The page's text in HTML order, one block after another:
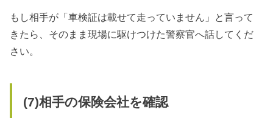
もし相手が「車検証は載せて走っていません」と言って
きたら、そのまま現場に駆けつけた警察官へ話してくだ
さい。
(7)相手の保険会社を確認